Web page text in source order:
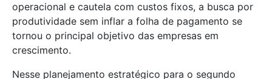
operacional e cautela com custos fixos, a busca por
produtividade sem inflar a folha de pagamento se
tornou o principal objetivo das empresas em
crescimento.
Nesse planejamento estratégico para o segundo